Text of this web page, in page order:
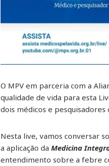
O MPV em parceria com a
qualidade de vida para esta
dois médicos e pesquisadores
Nesta live, vamos conversar
a aplicação daMedicina
entendimento sobre a febre